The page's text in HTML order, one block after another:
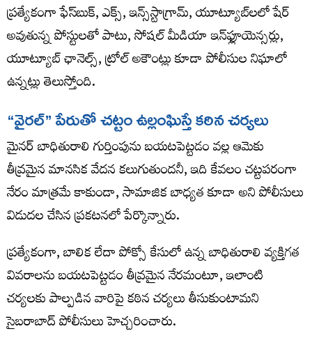
ప్రత్యేకంగా ఫేస్​బుక్​, ఎక్స్​, ఇన్స్​స్టాగ్రామ్​, యూట్యూబ్​లలో షేర్
అవుతున్న పోస్టులతో పాటు, సోషల్ మీడియా ఇన్‌ఫ్లూయెన్సర్లు,
యూట్యూబ్ ఛానెల్స్, ట్రోల్ అకౌంట్లు కూడా పోలీసుల నిఘాలో
ఉన్నట్లు తెలుస్తోంది.
“వైరల్”పేరుతో చట్టం ఉల్లంఘిస్తే కఠినచర్యలు
మైనర్ బాధితురాలి గుర్తింపును బయటపెట్టడం వల్ల ఆమెకు
తీవ్రమైన మానసిక వేదన కలుగుతుందనీ, ఇది కేవలం చట్టపరంగా
నేరం మాత్రమే కాకుండా, సామాజిక బాధ్యత కూడా అని పోలీసులు
విడుదల చేసిన ప్రకటనలో పేర్కొన్నారు.
ప్రత్యేకంగా, బాలిక లేదా పోక్సో కేసులో ఉన్న బాధితురాలి వ్యక్తిగత
వివరాలను బయటపెట్టడం తీవ్రమైన నేరమంటూ, ఇలాంటి
చర్యలకు పాల్పడిన వారిపై కఠిన చర్యలు తీసుకుంటామని
సైబరాబాద్ పోలీసులు హెచ్చరించారు.